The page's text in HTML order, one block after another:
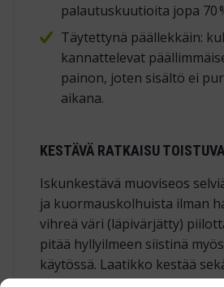
palautuskuutioita jopa 70
Täytettynä päällekkäin:
kannattelevat
painon, joten sisältö ei
aikana.
KESTÄVÄ RATKAISU
Iskunkestävä muoviseos
ja kuormauskolhuista ilman
vihreä väri (läpivärjätty)
pitää hyllyilmeen siistinä
käytössä. Laatikko kestää